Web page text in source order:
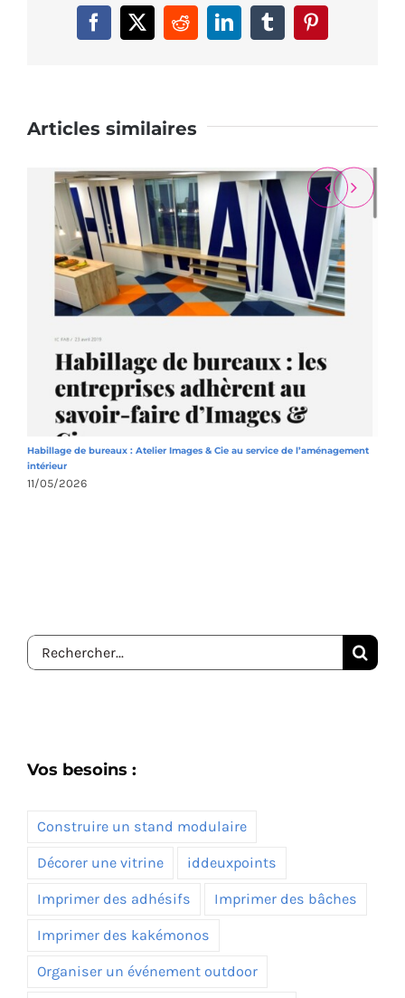
Facebook
X RedditLinkedInTumblrPinterest
Articles similaires
Habillage de bureaux : Atelier Images & Cie au service de l’aménagement
intérieur
11/05/2026
Rechercher:
Vos besoins :
Construire un stand modulaire
Décorer une vitrine iddeuxpoints
Imprimer des adhésifs Imprimer des bâches
Imprimer des kakémonos
Organiser un événement outdoor